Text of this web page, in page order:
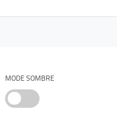
MODE SOMBRE